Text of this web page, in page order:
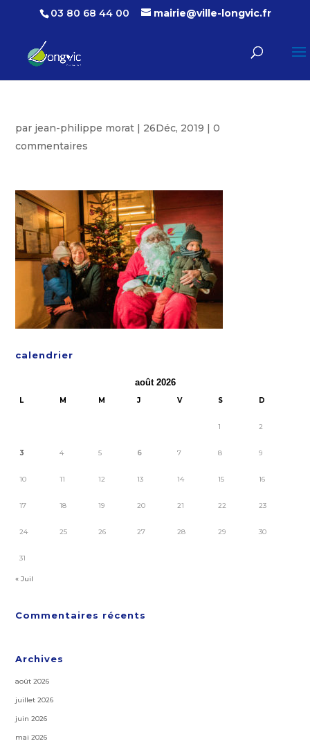
03 80 68 44 00 mairie@ville-longvic.fr
par jean-philippe morat | 26Déc, 2019 |0
commentaires
calendrier
août 2026
L M M J V S D
1 2
3 4 5 6 7 8 9
10 11 12 13 14 15 16
17 18 19 20 21 22 23
24 25 26 27 28 29 30
31
« Juil
Commentaires récents
Archives
août 2026
juillet 2026
juin 2026
mai 2026